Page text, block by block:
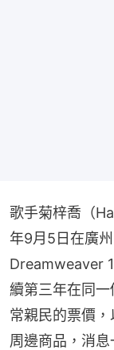
歌手菊梓喬（
年9月5日在廣
Dreamweaver
續第三年在同
常親民的票價
周邊商品，消